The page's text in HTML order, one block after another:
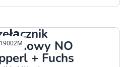
NO
+ Fuchs